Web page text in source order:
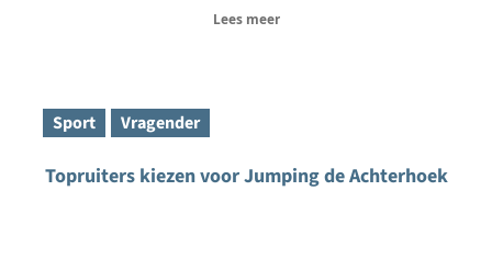
Lees meer
Sport Vragender
Topruiters kiezen voor Jumping de Achterhoek